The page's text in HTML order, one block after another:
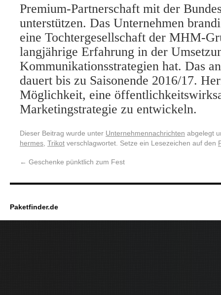
Premium-Partnerschaft mit der
unterstützen. Das Unternehmen
eine Tochtergesellschaft der MHM-
langjährige Erfahrung in der
Kommunikationsstrategien hat. Das
dauert bis zu Saisonende 2016/17.
Möglichkeit, eine
Marketingstrategie zu entwickeln.
Dieser Beitrag wurde unter Unternehmennachrichten abgelegt
hermes Trikot verschlagwortet. Setze ein Lesezeichen auf den
← Geschenke pünktlich zum Fest
Paketfinder.de